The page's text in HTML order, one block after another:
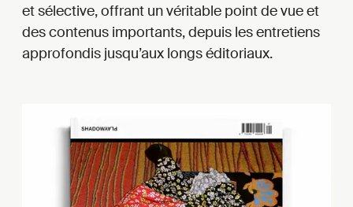
et sélective, offrant un véritable point de vue et
des contenus importants, depuis les entretiens
approfondis jusqu’aux longs éditoriaux.